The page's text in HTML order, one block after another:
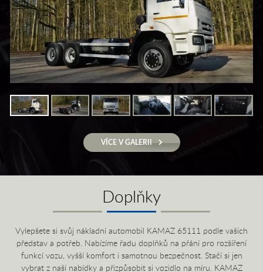
VÍCE V GALERII
Doplňky
Vylepšete si svůj nákladní automobil KAMAZ 65111 podle vašich
představ a potřeb. Nabízíme řadu doplňků na přání pro rozšíření
funkcí vozu, vyšší komfort i samotnou bezpečnost. Stačí si jen
vybrat z naší nabídky a přizpůsobit si vozidlo na míru. KAMAZ